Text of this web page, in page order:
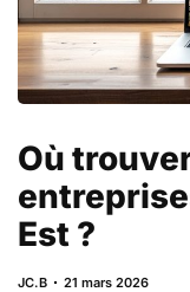
Où
Est ?
JC.B 21 mars 2026